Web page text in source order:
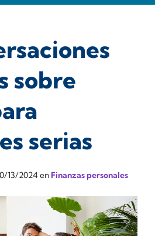
sobre
serias
13/2024 enFinanzas personales